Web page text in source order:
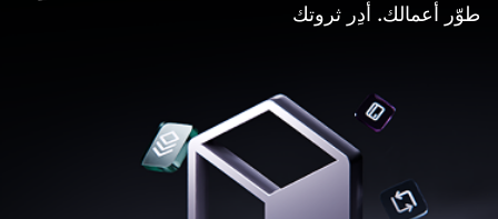
طوّر أعمالك. أدِر ثروتك